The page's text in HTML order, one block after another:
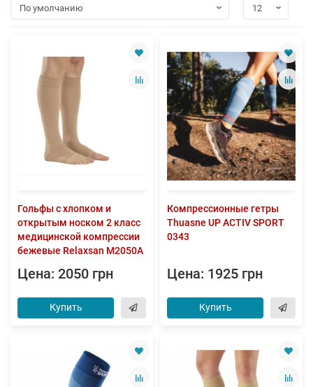
Гольфы с хлопком и
открытым носком 2 класс
медицинской компрессии
бежевые Relaxsan M2050A
Цена: 2050 грн
Купить
Компрессионные гетры
Thuasne UP ACTIV SPORT
0343
Цена: 1925 грн
Купить